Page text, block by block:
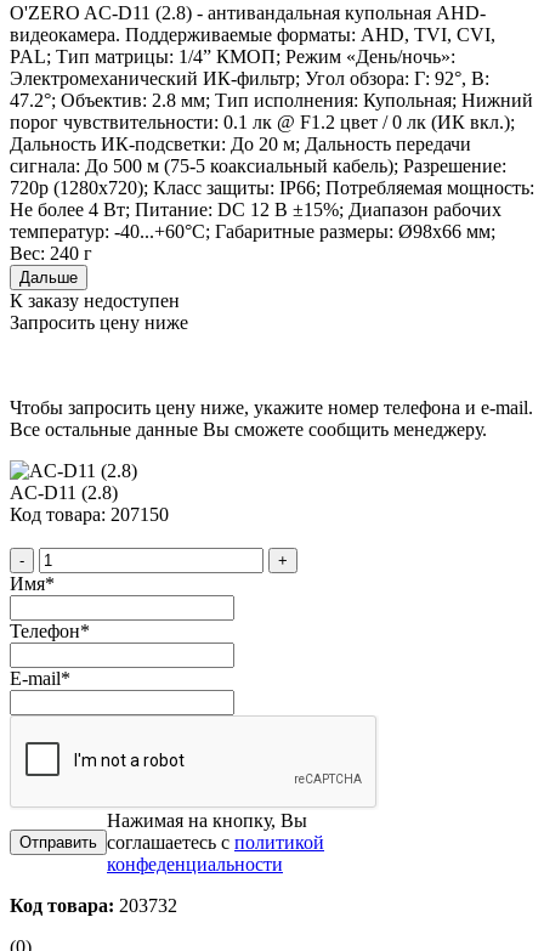
O'ZERO AC-D11 (2.8) - антивандальная купольная AHD-
видеокамера. Поддерживаемые форматы: AHD, TVI, CVI,
PAL; Тип матрицы: 1/4” КМОП; Режим «День/ночь»:
Электромеханический ИК-фильтр; Угол обзора: Г: 92°, В:
47.2°; Объектив: 2.8 мм; Тип исполнения: Купольная; Нижний
порог чувствительности: 0.1 лк @ F1.2 цвет / 0 лк (ИК вкл.);
Дальность ИК-подсветки: До 20 м; Дальность передачи
сигнала: До 500 м (75-5 коаксиальный кабель); Разрешение:
720p (1280x720); Класс защиты: IP66; Потребляемая мощность:
Не более 4 Вт; Питание: DC 12 В ±15%; Диапазон рабочих
температур: -40...+60°С; Габаритные размеры: Ø98x66 мм;
Вес: 240 г
Дальше
К заказу недоступен
Запросить цену ниже
Чтобы запросить цену ниже, укажите номер телефона и e-mail.
Все остальные данные Вы сможете сообщить менеджеру.
AC-D11 (2.8)
Код товара: 207150
- +
Имя*
Телефон*
E-mail*
Нажимая на кнопку, Вы
соглашаетесь с политикой
конфеденциальности
Код товара: 203732
(0)